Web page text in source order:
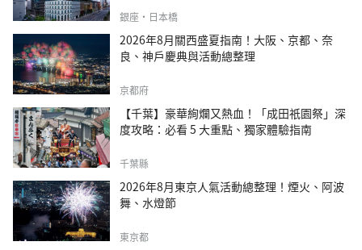
銀座・日本橋
2026年8月關西盛夏指南！大阪、京都、奈
良、神戶慶典與活動總整理
京都府
【千葉】豪華絢爛又熱血！「成田祇園祭」深
度攻略：必看 5 大重點、獨家體驗指南
千葉縣
2026年8月東京人氣活動總整理！煙火、阿波
舞、水燈節
東京都